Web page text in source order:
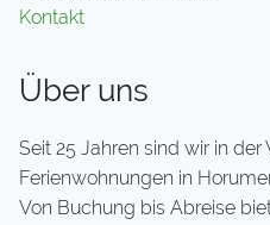
Kontakt
Über uns
Seit 25 Jahren sind wir in der
Ferienwohnungen in
Von Buchung bis Abreise